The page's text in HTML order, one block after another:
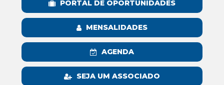
PORTAL DE OPORTUNIDADES
MENSALIDADES
AGENDA
SEJA UM ASSOCIADO